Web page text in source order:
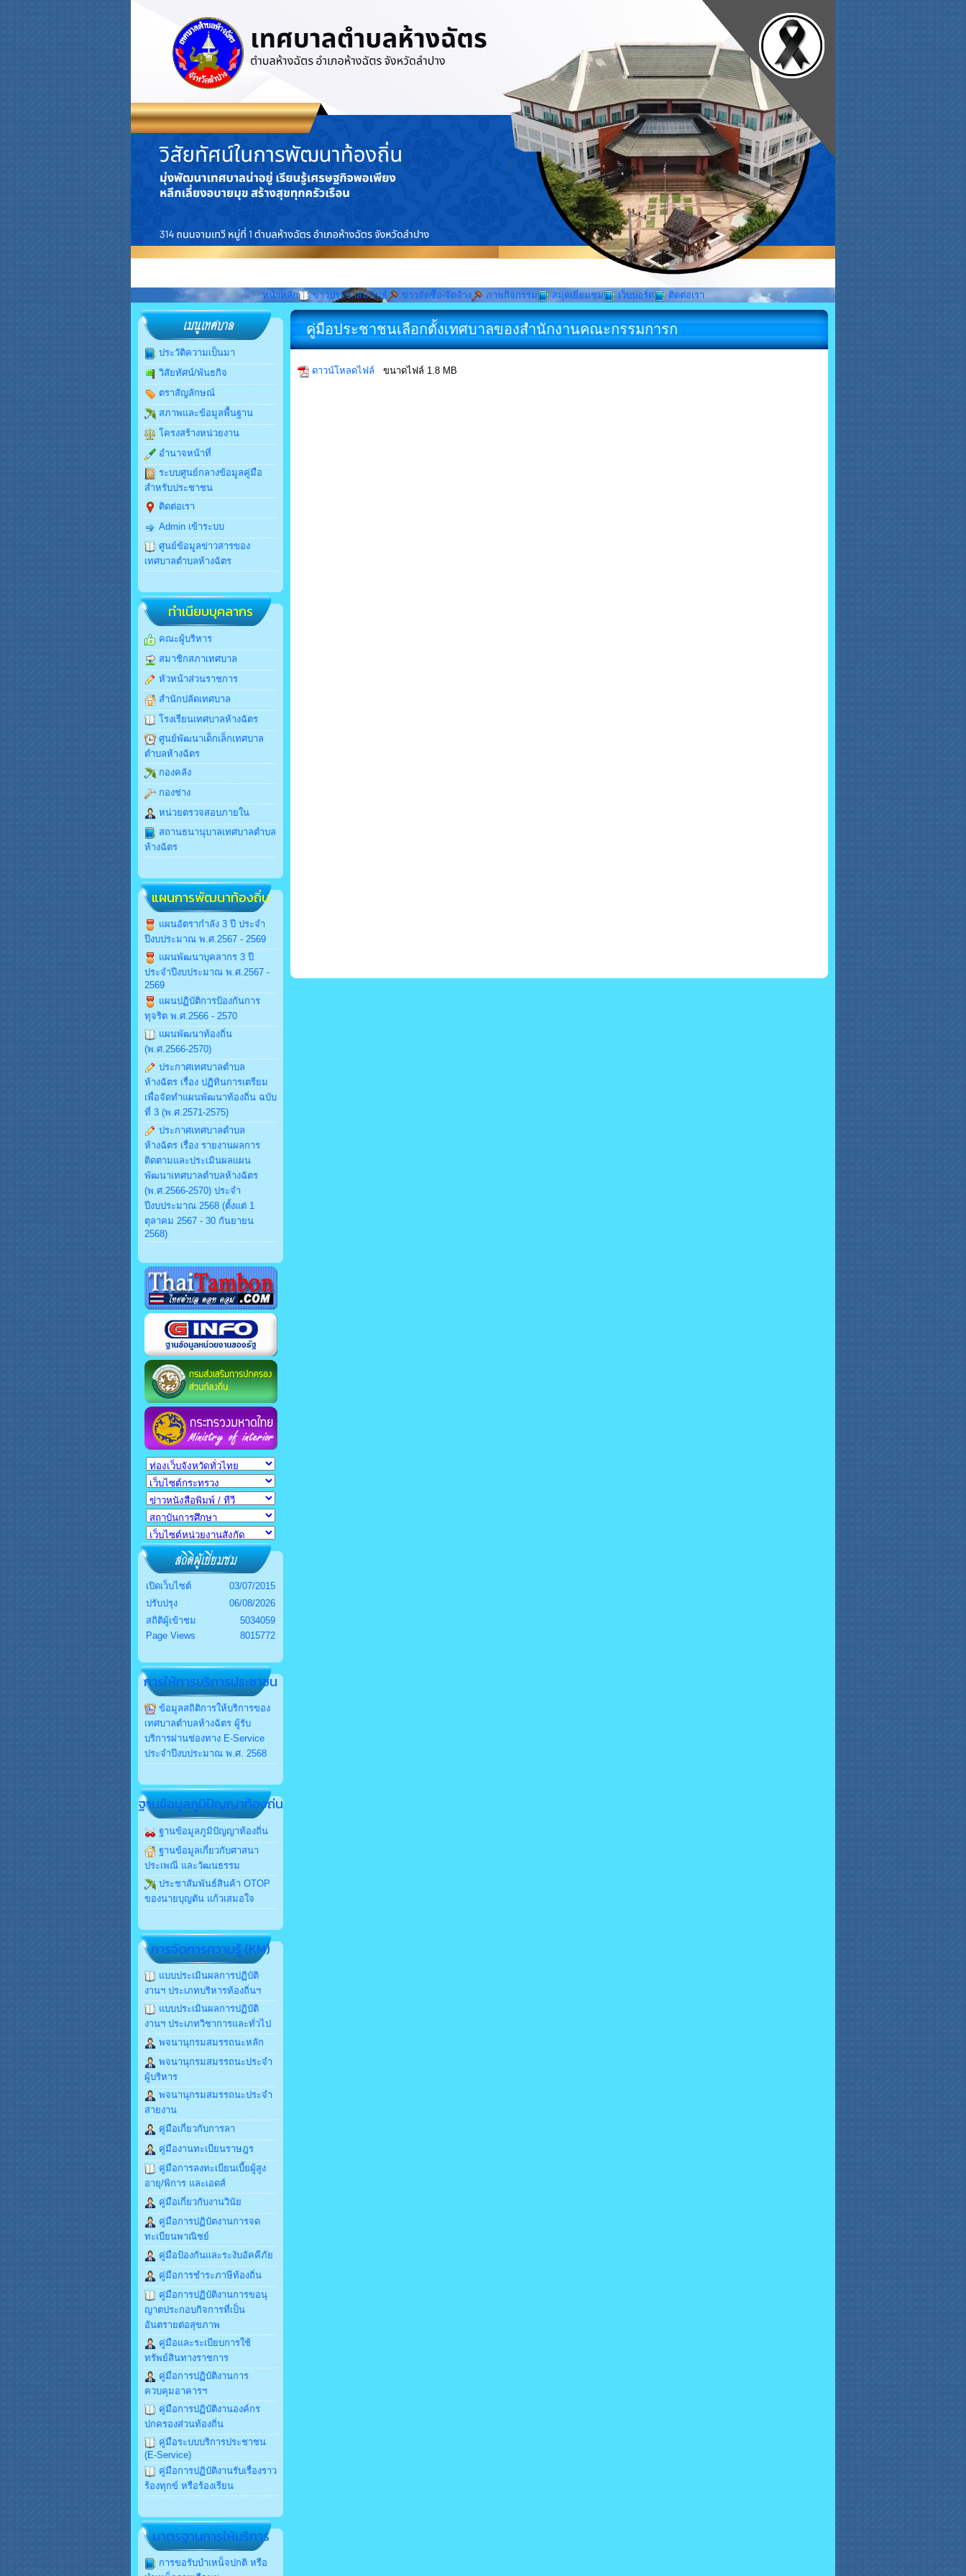
หน้าหลัก ข่าวประชาสัมพันธ์ ข่าวจัดซื้อ-จัดจ้าง ภาพกิจกรรม สมุดเยี่ยมชม เว็บบอร์ด ติดต่อเรา
ประวัติความเป็นมา
วิสัยทัศน์/พันธกิจ
ตราสัญลักษณ์
สภาพและข้อมูลพื้นฐาน
โครงสร้างหน่วยงาน
อำนาจหน้าที่
ระบบศูนย์กลางข้อมูลคู่มือ
สำหรับประชาชน
ติดต่อเรา
Admin เข้าระบบ
ศูนย์ข้อมูลข่าวสารของ
เทศบาลตำบลห้างฉัตร
ทำเนียบบุคลากร
คณะผู้บริหาร
สมาชิกสภาเทศบาล
หัวหน้าส่วนราชการ
สำนักปลัดเทศบาล
โรงเรียนเทศบาลห้างฉัตร
ศูนย์พัฒนาเด็กเล็กเทศบาล
ตำบลห้างฉัตร
กองคลัง
กองช่าง
หน่วยตรวจสอบภายใน
สถานธนานุบาลเทศบาลตำบล
ห้างฉัตร
แผนการพัฒนาท้องถิ่น
แผนอัตรากำลัง 3 ปี ประจำ
ปีงบประมาณ พ.ศ.2567 - 2569
แผนพัฒนาบุคลากร 3 ปี
ประจำปีงบประมาณ พ.ศ.2567 -
2569
แผนปฏิบัติการป้องกันการ
ทุจริต พ.ศ.2566 - 2570
แผนพัฒนาท้องถิ่น
(พ.ศ.2566-2570)
ประกาศเทศบาลตำบล
ห้างฉัตร เรื่อง ปฏิทินการเตรียม
เพื่อจัดทำแผนพัฒนาท้องถิ่น ฉบับ
ที่ 3 (พ.ศ.2571-2575)
ประกาศเทศบาลตำบล
ห้างฉัตร เรื่อง รายงานผลการ
ติดตามและประเมินผลแผน
พัฒนาเทศบาลตำบลห้างฉัตร
(พ.ศ.2566-2570) ประจำ
ปีงบประมาณ 2568 (ตั้งแต่ 1
ตุลาคม 2567 - 30 กันยายน
2568)
เปิดเว็บไซต์
03/07/2015
ปรับปรุง
06/08/2026
สถิติผู้เข้าชม
5034059
Page Views
8015772
การให้การบริการประชาชน
ข้อมูลสถิติการให้บริการของ
เทศบาลตำบลห้างฉัตร ผู้รับ
บริการผ่านช่องทาง E-Service
ประจำปีงบประมาณ พ.ศ. 2568
ฐานข้อมูลภูมิปัญญาท้องถ่น
ฐานข้อมูลภูมิปัญญาท้องถิ่น
ฐานข้อมูลเกี่ยวกับศาสนา
ประเพณี และวัฒนธรรม
ประชาสัมพันธ์สินค้า OTOP
ของนายบุญตัน แก้วเสมอใจ
การจัดการความรู้ (KM)
แบบประเมินผลการปฏิบัติ
งานฯ ประเภทบริหารท้องถิ่นฯ
แบบประเมินผลการปฏิบัติ
งานฯ ประเภทวิชาการและทั่วไป
พจนานุกรมสมรรถนะหลัก
พจนานุกรมสมรรถนะประจำ
ผู้บริหาร
พจนานุกรมสมรรถนะประจำ
สายงาน
คู่มือเกี่ยวกับการลา
คู่มืองานทะเบียนราษฎร
คู่มือการลงทะเบียนเบี้ยผู้สูง
อายุ/พิการ และเอดส์
คู่มือเกี่ยวกับงานวินัย
คู่มือการปฏิบัตงานการจด
ทะเบียนพาณิชย์
คู่มือป้องกันและระงับอัคคีภัย
คู่มือการชำระภาษีท้องถิ่น
คู่มือการปฏิบัติงานการขอนุ
ญาตประกอบกิจการที่เป็น
อันตรายต่อสุขภาพ
คู่มือและระเบียบการใช้
ทรัพย์สินทางราชการ
คู่มือการปฏิบัติงานการ
ควบคุมอาคารฯ
คู่มือการปฏิบัติงานองค์กร
ปกครองส่วนท้องถิ่น
คู่มือระบบบริการประชาชน
(E-Service)
คู่มือการปฏิบัติงานรับเรื่องราว
ร้องทุกข์ หรือร้องเรียน
มาตรฐานการให้บริการ
การขอรับบำเหน็จปกติ หรือ
คู่มือประชาชนเลือกตั้งเทศบาลของสำนักงานคณะกรรมการก
ดาวน์โหลดไฟล์ ขนาดไฟล์ 1.8 MB